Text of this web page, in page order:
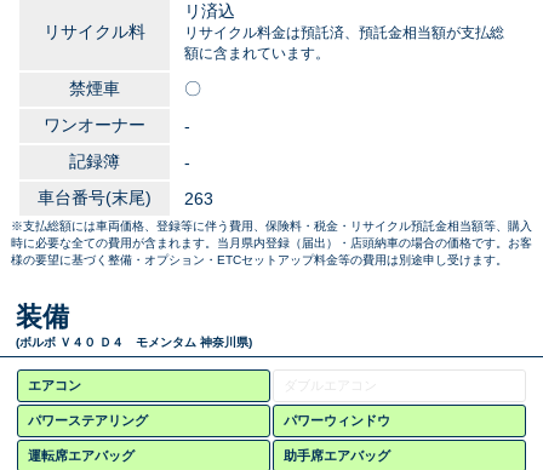
リサイクル料
リ済込
リサイクル料金は預託済、預託金相当額が支払総
額に含まれています。
禁煙車
〇
ワンオーナー
-
記録簿
-
車台番号(末尾)
263
※支払総額には車両価格、登録等に伴う費用、保険料・税金・リサイクル預託金相当額等、購入
時に必要な全ての費用が含まれます。当月県内登録（届出）・店頭納車の場合の価格です。お客
様の要望に基づく整備・オプション・ETCセットアップ料金等の費用は別途申し受けます。
装備
(ボルボ Ｖ４０ Ｄ４ モメンタム 神奈川県)
エアコン ダブルエアコン
パワーステアリング パワーウィンドウ
運転席エアバッグ 助手席エアバッグ